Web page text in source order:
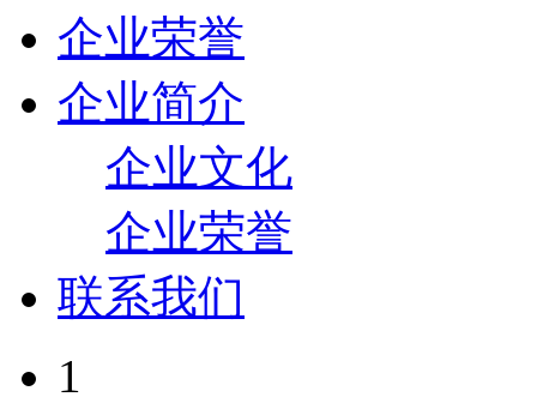
企业荣誉
企业简介
企业文化
企业荣誉
联系我们
1